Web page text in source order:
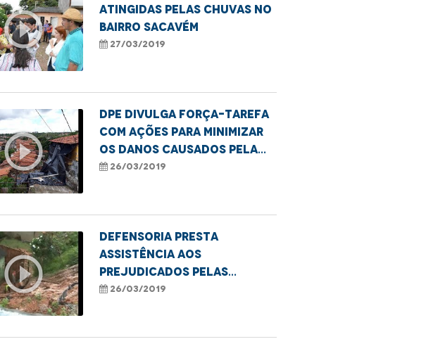
play_circle_outline
atingidas pelas chuvas no
bairro Sacavém
27/03/2019
play_circle_outline
DPE divulga força-tarefa
com ações para minimizar
os danos causados pela
chuva
26/03/2019
play_circle_outline
Defensoria presta
assistência aos
prejudicados pelas
chuvas
26/03/2019